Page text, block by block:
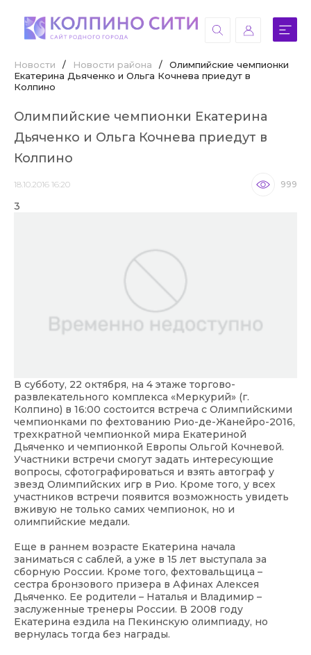
Новости / Новости района /
Олимпийские чемпионки
Екатерина Дьяченко и Ольга Кочнева приедут в
Колпино
Олимпийские чемпионки Екатерина
Дьяченко и Ольга Кочнева приедут в
Колпино
18.10.2016 16:20 999
3
В субботу, 22 октября, на 4 этаже торгово-
развлекательного комплекса «Меркурий» (г.
Колпино) в 16:00 состоится встреча с Олимпийскими
чемпионками по фехтованию Рио-де-Жанейро-2016,
трехкратной чемпионкой мира Екатериной
Дьяченко и чемпионкой Европы Ольгой Кочневой.
Участники встречи смогут задать интересующие
вопросы, сфотографироваться и взять автограф у
звезд Олимпийских игр в Рио. Кроме того, у всех
участников встречи появится возможность увидеть
вживую не только самих чемпионок, но и
олимпийские медали.
Еще в раннем возрасте Екатерина начала
заниматься с саблей, а уже в 15 лет выступала за
сборную России. Кроме того, фехтовальщица –
сестра бронзового призера в Афинах Алексея
Дьяченко. Ее родители – Наталья и Владимир –
заслуженные тренеры России. В 2008 году
Екатерина ездила на Пекинскую олимпиаду, но
вернулась тогда без награды.